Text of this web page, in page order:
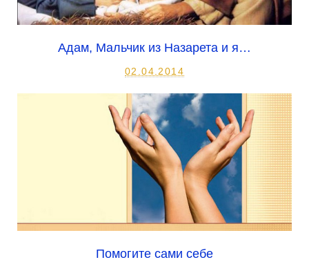
Адам, Мальчик из Назарета и я…
02.04.2014
Помогите сами себе